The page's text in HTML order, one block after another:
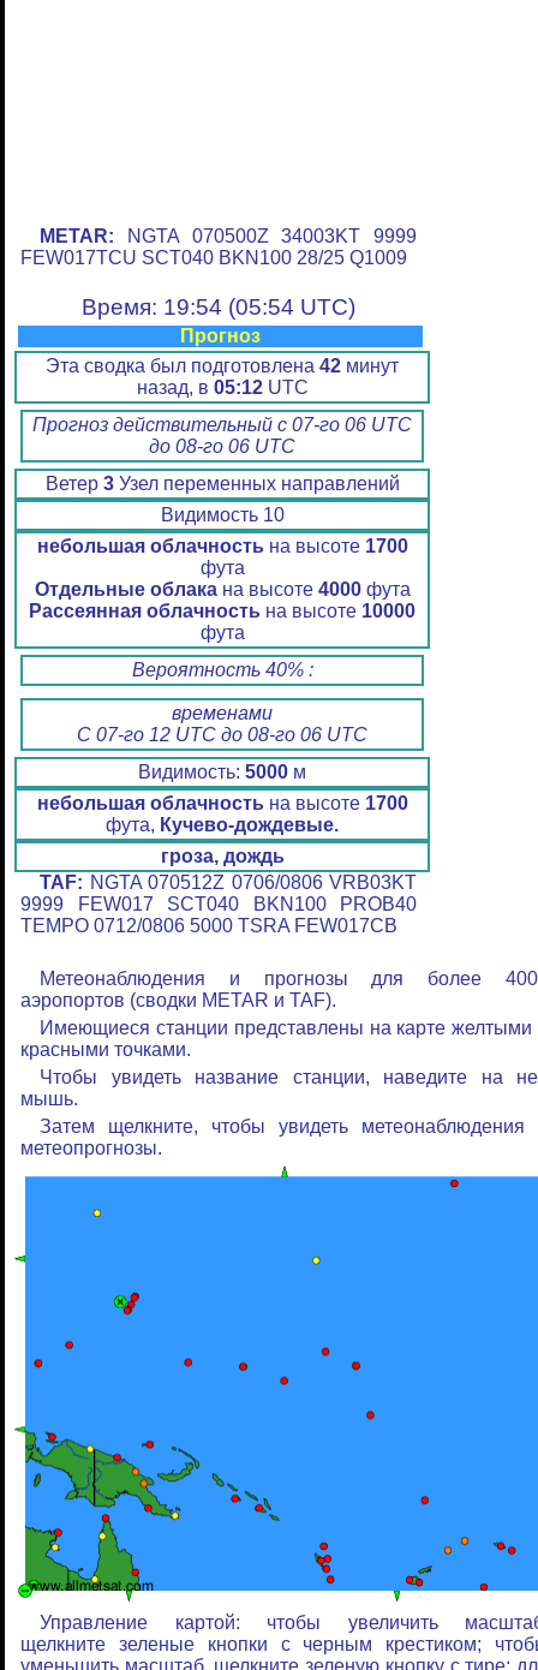
METAR: NGTA 070500Z 34003KT 9999
FEW017TCU SCT040 BKN100 28/25 Q1009
Время: 19:54 (05:54 UTC)
Прогноз
Эта сводка был подготовлена 42 минут
назад, в 05:12UTC
Прогноз действительный с 07-го 06 UTC
до 08-го 06 UTC
Ветер 3Узел переменных направлений
Видимость 10
небольшая облачностьна высоте 1700
фута
Отдельные облакана высоте 4000фута
Рассеянная облачность на высоте 10000
фута
Вероятность 40% :
временами
С 07-го 12 UTC до 08-го 06 UTC
Видимость: 5000 м
небольшая облачностьна высоте 1700
фута, Кучево-дождевые.
гроза, дождь
TAF: NGTA 070512Z 0706/0806 VRB03KT
9999 FEW017 SCT040 BKN100 PROB40
TEMPO 0712/0806 5000 TSRA FEW017CB
Метеонаблюдения и прогнозы для более
аэропортов (сводки METAR и TAF).
Имеющиеся станции представлены на карте желтыми
красными точками.
Чтобы увидеть название станции, наведите на
мышь.
Затем щелкните, чтобы увидеть метеонаблюдения
метеопрогнозы.
Управление картой: чтобы увеличить
щелкните зеленые кнопки с черным крестиком;